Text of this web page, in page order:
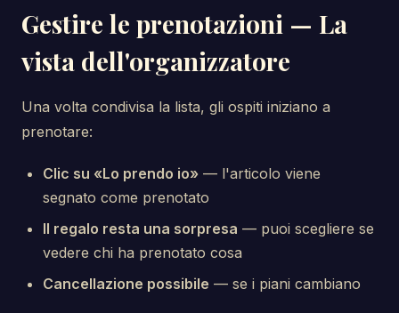
Gestire le prenotazioni — La
vista dell'organizzatore
Una volta condivisa la lista, gli ospiti iniziano a
prenotare:
Clic su «Lo prendo io» — l'articolo viene
segnato come prenotato
Il regalo resta una sorpresa — puoi scegliere se
vedere chi ha prenotato cosa
Cancellazione possibile — se i piani cambiano